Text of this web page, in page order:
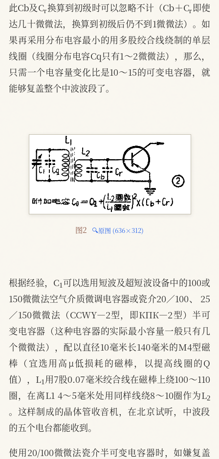
此Cb及C 换算到初级时可以忽略不计（Cb＋C 即使
达几十微微法，换算到初级后仍不到1微微法）。如
果再采用分布电容最小的用多股绞合线绕制的单层
线圈（线圈分布电容Cq只有1～2微微法），那么，
只需一个电容量变化比是10～15的可变电容器，就
能够复盖整个中波波段了。
图2 🔍原图 (636×312)
根据经验，C 可以选用短波及超短波设备中的100或
150微微法空气介质微调电容器或瓷介20／100、 25
／150微微法（CCWY—2型，即КПК—2型）半可
变电容器（这种电容器的实际最小容量一般只有几
个微微法），配以直径10毫米长140毫米的M4型磁
棒（宜选用高μ低损耗的磁棒，以提高线圈的Q
值），L1用7股0.07毫米绞合线在磁棒上绕100～110
圈，在离L1 4～5毫米处用同样线绕8～10圈作为L2
。这样制成的晶体管收音机，在北京试听，中波段
的五个电台都能收到。
使用20/100微微法瓷介半可变电容器时，如嫌复盖